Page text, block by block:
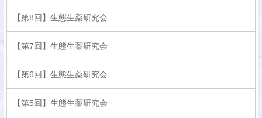
【第8回】生態生薬研究会
【第7回】生態生薬研究会
【第6回】生態生薬研究会
【第5回】生態生薬研究会